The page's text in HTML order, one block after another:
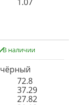
В наличии
чёрный
72.8
37.29
27.82